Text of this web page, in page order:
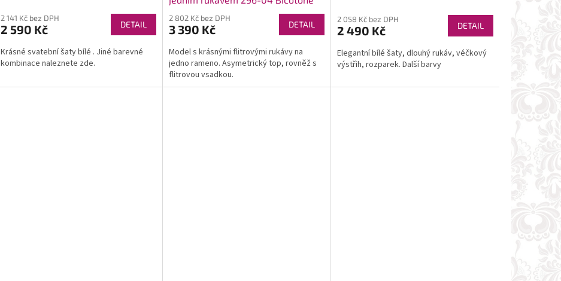
2 141 Kč bez DPH
2 590 Kč DETAIL
Krásné svatební šaty bílé . Jiné barevné
kombinace naleznete zde.
2 802 Kč bez DPH
3 390 Kč DETAIL
Model s krásnými flitrovými rukávy na
jedno rameno. Asymetrický top, rovněž s
flitrovou vsadkou.
2 058 Kč bez DPH
2 490 Kč DETAIL
Elegantní bílé šaty, dlouhý rukáv, véčkový
výstřih, rozparek. Další barvy